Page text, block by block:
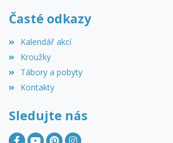
Časté odkazy
Kalendář akcí
Kroužky
Tábory a pobyty
Kontakty
Sledujte nás